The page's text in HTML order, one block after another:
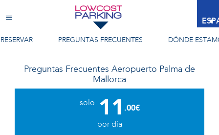
Aeropuerto Palma de Mallorca
PREGUNTAS FRECUENTES DÓNDE
Preguntas Frecuentes Aeropuerto Palma de
Mallorca
solo 11 .00€
por día